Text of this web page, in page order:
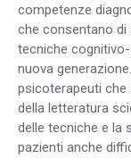
competenze
che consentano di
tecniche
nuova
psicoterapeuti che
della letteratura
delle tecniche e la
pazienti anche